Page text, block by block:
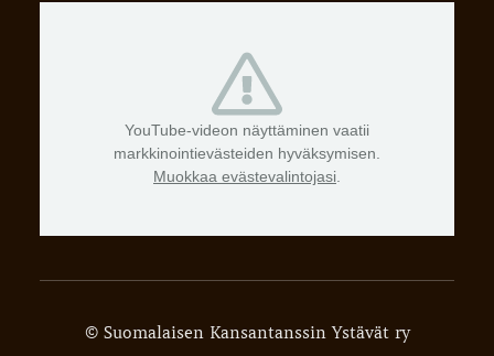
YouTube-videon näyttäminen vaatii
markkinointievästeiden hyväksymisen.
Muokkaa evästevalintojasi.
© Suomalaisen Kansantanssin Ystävät ry